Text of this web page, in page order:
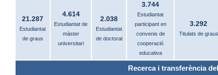
21.287
Estudiantat
de graus
4.614
Estudiantat de
màster
universitari
2.038
Estudiantat
de doctorat
3.744
Estudiantat
participant en
convenis de
cooperació
educativa
3.292
Titulats de graus
Recerca i transferència